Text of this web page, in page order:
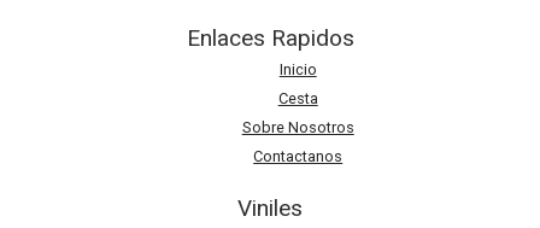
Enlaces Rapidos
Inicio
Cesta
Sobre Nosotros
Contactanos
Viniles